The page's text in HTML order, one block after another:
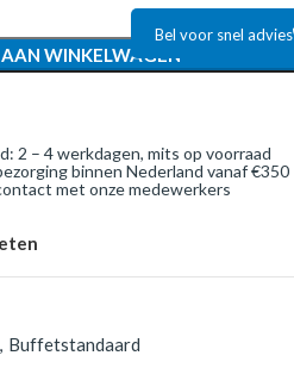
WINKELWAGEN
Bel voor snel advies
2 – 4 werkdagen, mits op voorraad
binnen Nederland vanaf €350
met onze medewerkers
Buffetstandaard